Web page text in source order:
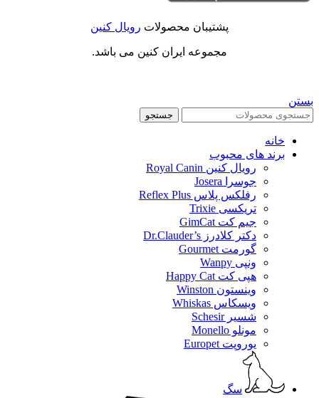
پشتیبان محصولات رویال کنین
مجموعه ایران کنین می باشد.
بستن
جستجو
خانه
برند های محبوب
رویال کنین Royal Canin
جوسرا Josera
رفلکس پلاس Reflex Plus
تریکسی Trixie
جیم کت GimCat
دکتر کلادرز Dr.Clauder’s
گورمت Gourmet
ونپی Wanpy
هپی کت Happy Cat
وینستون Winston
ویسکاس Whiskas
شسیر Schesir
مونلو Monello
یوروپت Europet
سگ